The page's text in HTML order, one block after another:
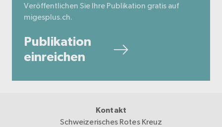
Veröffentlichen Sie Ihre Publikation gratis auf
migesplus.ch.
Publikation
einreichen
Kontakt
Schweizerisches Rotes Kreuz